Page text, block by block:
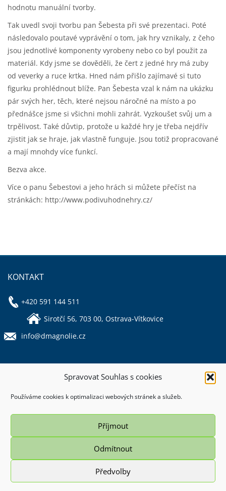
Spravovat Souhlas s cookies
Používáme cookies k optimalizaci webových stránek a služeb.
Příjmout
Odmítnout
Předvolby
hodnotu manuální tvorby.
Tak uvedl svoji tvorbu pan Šebesta při své prezentaci. Poté
následovalo poutavé vyprávění o tom, jak hry vznikaly, z čeho
jsou jednotlivé komponenty vyrobeny nebo co byl použit za
materiál. Kdy jsme se dověděli, že čert z jedné hry má zuby
od veverky a ruce krtka. Hned nám přišlo zajímavé si tuto
figurku prohlédnout blíže. Pan Šebesta vzal k nám na ukázku
pár svých her, těch, které nejsou náročné na místo a po
přednášce jsme si všichni mohli zahrát. Vyzkoušet svůj um a
trpělivost. Také důvtip, protože u každé hry je třeba nejdřív
zjistit jak se hraje, jak vlastně funguje. Jsou totiž propracované
a mají mnohdy více funkcí.
Bezva akce.
Více o panu Šebestovi a jeho hrách si můžete přečíst na
stránkách: http://www.podivuhodnehry.cz/
KONTAKT
+420 591 144 511
Sirotčí 56, 703 00, Ostrava-Vítkovice
info@dmagnolie.cz
Magistrát města Ostravy, Prokešovo náměstí 8, 729 30 Ostrava. Všechna
práva vyhrazena – použití obsahu nebo jeho částí je možné pouze se
souhlasem Magistrátu města Ostravy.
Webové stránky jsou ve správě společnosti OVANET a.s. |
přístupnosti